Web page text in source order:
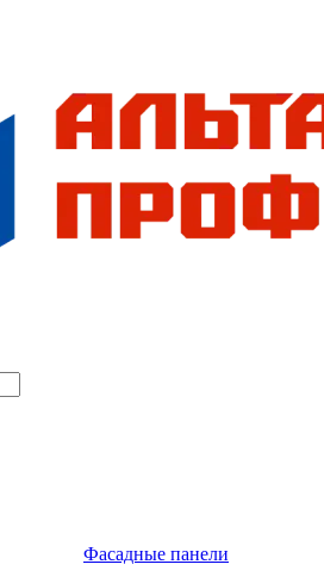
Фасадные панели